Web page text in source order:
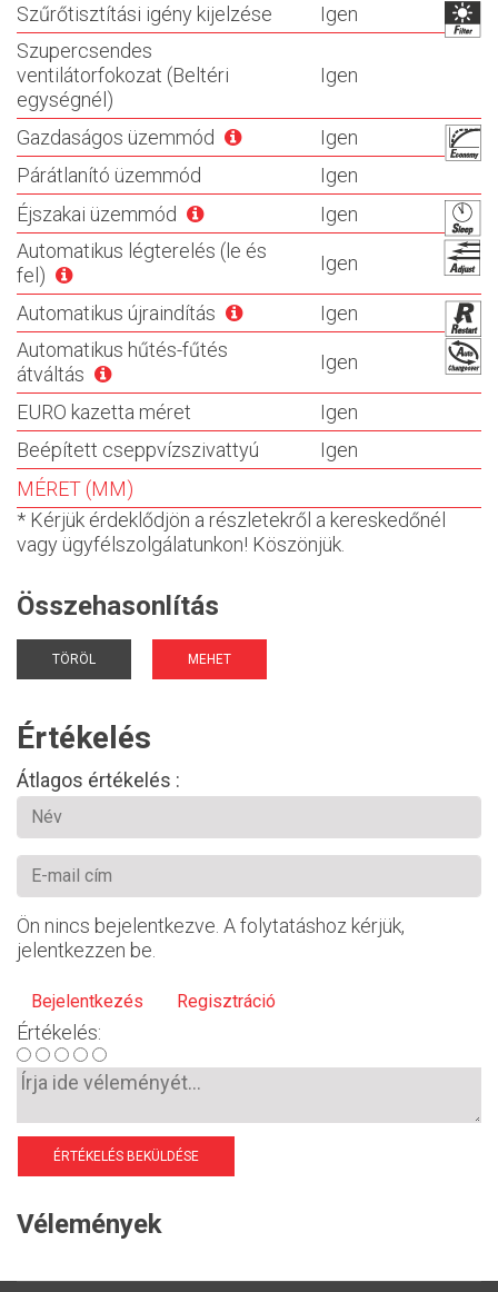
Szűrőtisztítási igény kijelzése
Igen
Szupercsendes
ventilátorfokozat (Beltéri
egységnél)
Igen
Gazdaságos üzemmód
Igen
Párátlanító üzemmód
Igen
Éjszakai üzemmód
Igen
Automatikus légterelés (le és
fel)
Igen
Automatikus újraindítás
Igen
Automatikus hűtés-fűtés
átváltás
Igen
EURO kazetta méret
Igen
Beépített cseppvízszivattyú
Igen
MÉRET (MM)
* Kérjük érdeklődjön a részletekről a kereskedőnél
vagy ügyfélszolgálatunkon! Köszönjük.
Összehasonlítás
TÖRÖL MEHET
Értékelés
Átlagos értékelés :
Ön nincs bejelentkezve. A folytatáshoz kérjük,
jelentkezzen be.
Bejelentkezés Regisztráció
Értékelés:
ÉRTÉKELÉS BEKÜLDÉSE
Vélemények